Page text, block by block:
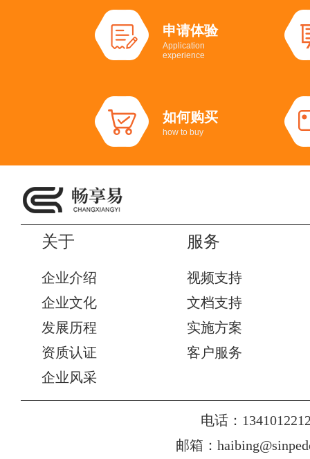
申请体验
Application
experience
如何购买
how to buy
关于
企业介绍
企业文化
发展历程
资质认证
企业风采
服务
视频支持
文档支持
实施方案
客户服务
电话：
邮箱：